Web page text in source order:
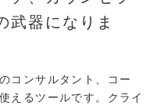
武器になりま
コンサルタント、コー
えるツールです。クライ